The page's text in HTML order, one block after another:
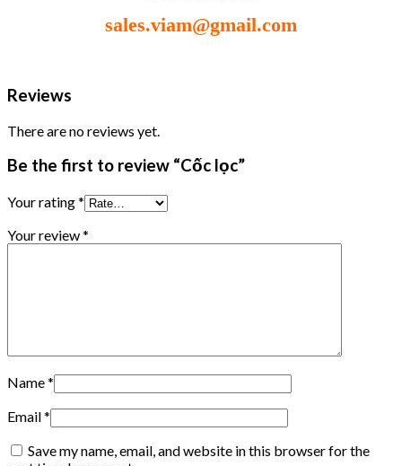
sales.viam@gmail.com
Reviews
There are no reviews yet.
Be the first to review “Cốc lọc”
Your rating*
Your review*
Name*
Email*
Save my name, email, and website in this browser for the